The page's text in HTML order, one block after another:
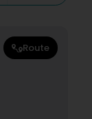
Route